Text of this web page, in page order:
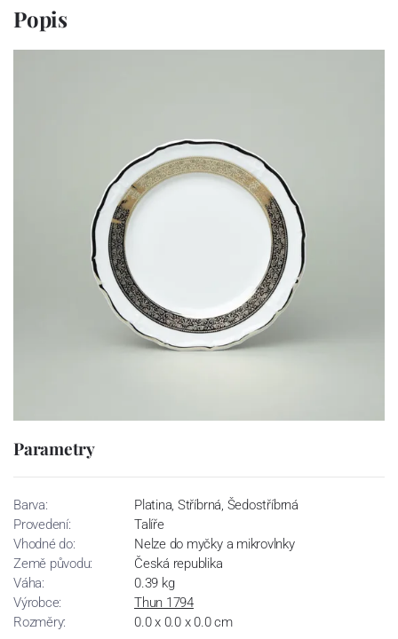
Popis
Parametry
Barva:
Platina, Stříbrná, Šedostříbrná
Provedení:
Talíře
Vhodné do:
Nelze do myčky a mikrovlnky
Země původu:
Česká republika
Váha:
0.39 kg
Výrobce:
Thun 1794
Rozměry:
0.0 x 0.0 x 0.0 cm